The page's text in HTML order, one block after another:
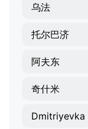
乌法
托尔巴济
阿夫东
奇什米
Dmitriyevka